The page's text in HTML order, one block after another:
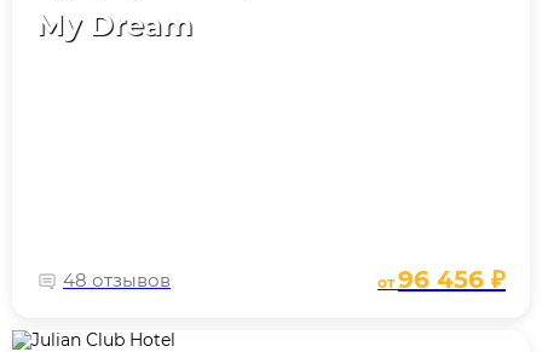
My Dream
48 отзывов от96 456 ₽